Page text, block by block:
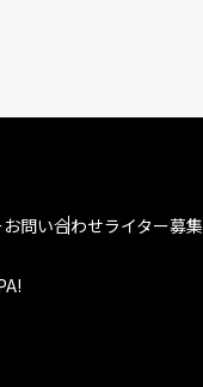
お問い合わせライター募集